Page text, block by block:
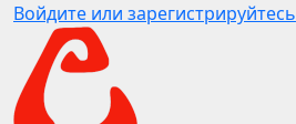
Войдите или зарегистрируйтесь